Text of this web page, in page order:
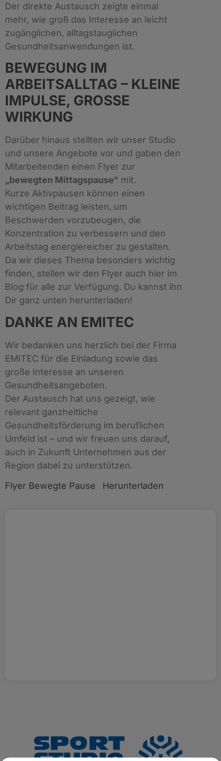
Der direkte Austausch zeigte einmal
mehr, wie groß das Interesse an leicht
zugänglichen, alltagstauglichen
Gesundheitsanwendungen ist.
BEWEGUNG IM
ARBEITSALLTAG – KLEINE
IMPULSE, GROSSE W
IRKUNG
Darüber hinaus stellten wir unser Studio
und unsere Angebote vor und gaben den
Mitarbeitenden einen Flyer zur
„bewegten Mittagspause“ mit.
Kurze Aktivpausen können einen
wichtigen Beitrag leisten, um
Beschwerden vorzubeugen, die
Konzentration zu verbessern und den
Arbeitstag energiereicher zu gestalten.
Da wir dieses Thema besonders wichtig
finden, stellen wir den Flyer auch hier im
Blog für alle zur Verfügung. Du kannst ihn
Dir ganz unten herunterladen!
DANKE AN EMITEC
Wir bedanken uns herzlich bei der Firma
EMITEC für die Einladung sowie das
große Interesse an unseren
Gesundheitsangeboten.
Der Austausch hat uns gezeigt, wie
relevant ganzheitliche
Gesundheitsförderung im beruflichen
Umfeld ist – und wir freuen uns darauf,
auch in Zukunft Unternehmen aus der
Region dabei zu unterstützen.
Flyer Bewegte Pause
Herunterladen